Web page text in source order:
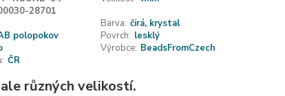
28701
Barva: čirá, krystal
polopokov Povrch: lesklý
Výrobce: BeadsFromCzech
ČR
různých velikostí.